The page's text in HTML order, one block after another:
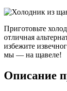
Приготовьте
отличная
избежите
мы — на щавеле!
Описание